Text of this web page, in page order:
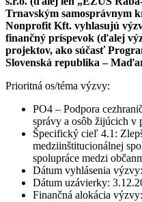
Trnavským samosprávnym
Nonprofit Kft. vyhlasujú
finančný príspevok (ďalej
projektov, ako súčasť
Slovenská republika –
Prioritná os/téma výzvy:
PO4 – Podpora
správy a osôb žijúcich v
Špecifický cieľ 4.1:
medziinštitucionálnej
spolupráce medzi
Dátum vyhlásenia
Dátum uzávierky:
Finančná alokácia